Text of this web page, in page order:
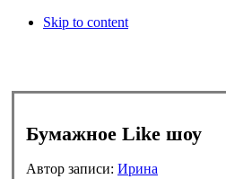
Skip to content
Бумажное Like шоу
Автор записи: Ирина